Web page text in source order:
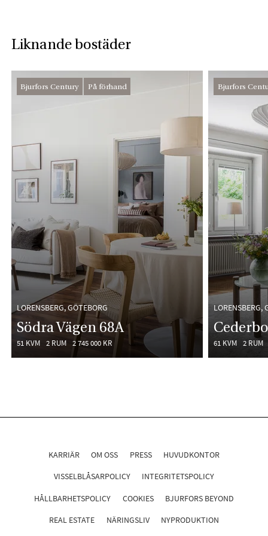
Liknande bostäder
LORENSBERG, GÖTEBORG
Södra Vägen 68A
51 KVM 2 RUM 2 745 000 KR
Bjurfors Century På förhand
LORENSBERG,
61 KVM 2 RUM
Bjurfors
KARRIÄR OM OSS PRESS HUVUDKONTOR
VISSELBLÅSARPOLICY INTEGRITETSPOLICY
HÅLLBARHETSPOLICY COOKIES BJURFORS BEYOND
REAL ESTATE NÄRINGSLIV NYPRODUKTION